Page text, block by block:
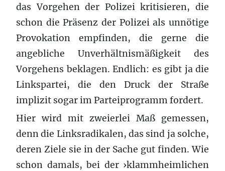
das Vorgehen der Polizei kritisieren, die
schon die Präsenz der Polizei als unnötige
Provokation empfinden, die gerne die
angebliche Unverhältnismäßigkeit des
Vorgehens beklagen. Endlich: es gibt ja die
Linkspartei, die den Druck der Straße
implizit sogar im Parteiprogramm fordert.
Hier wird mit zweierlei Maß gemessen,
denn die Linksradikalen, das sind ja solche,
deren Ziele sie in der Sache gut finden. Wie
schon damals, bei der ›klammheimlichen